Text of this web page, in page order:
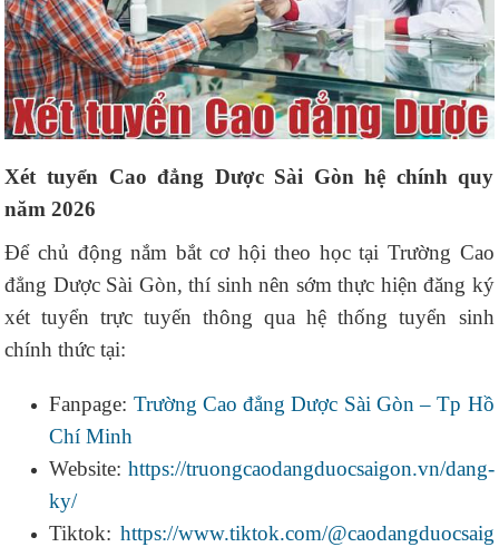
Xét tuyển Cao đẳng Dược Sài Gòn hệ chính quy
năm 2026
Để chủ động nắm bắt cơ hội theo học tại Trường Cao
đẳng Dược Sài Gòn, thí sinh nên sớm thực hiện đăng ký
xét tuyển trực tuyến thông qua hệ thống tuyển sinh
chính thức tại:
Fanpage: Trường Cao đẳng Dược Sài Gòn – Tp Hồ
Chí Minh
Website: https://truongcaodangduocsaigon.vn/dang-
ky/
Tiktok: https://www.tiktok.com/@caodangduocsaig